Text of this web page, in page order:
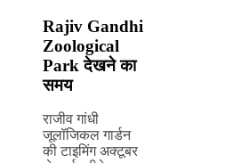
Rajiv Gandhi
Zoological
Park देखने का
समय
राजीव गांधी
जूलॉजिकल गार्डन
की टाइमिंग अक्टूबर